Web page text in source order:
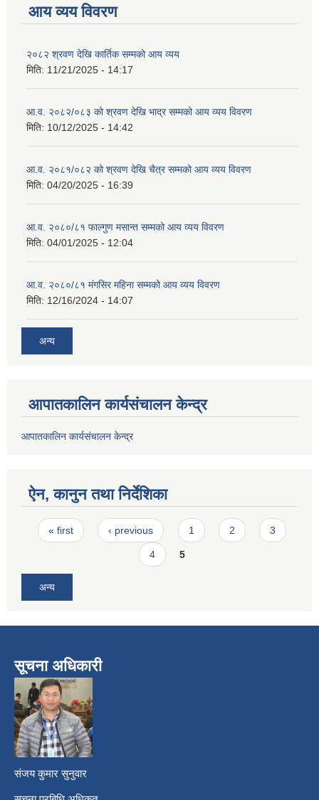
आय व्यय विवरण
२०८२ श्रवण देखि कार्तिक सम्मको आय व्यय
मिति: 11/21/2025 - 14:17
आ.व. २०८२/०८३ को श्रवण देखि भाद्र सम्मको आय व्यय विवरण
मिति: 10/12/2025 - 14:42
आ.व. २०८१/०८२ को श्रवण देखि चैत्र सम्मको आय व्यय विवरण
मिति: 04/20/2025 - 16:39
आ.व. २०८०/८१ फाल्गुण मसान्त सम्मको आय व्यय विवरण
मिति: 04/01/2025 - 12:04
आ.व. २०८०/८१ मंगसिर महिना सम्मको आय व्यय विवरण
मिति: 12/16/2024 - 14:07
अन्य
आपातकालिन कार्यसंचालन केन्द्र
आपातकालिन कार्यसंचालन केन्द्र
ऐन, कानुन तथा निर्देशिका
Pages
« first ‹ previous 1 2 3
4 5
अन्य
सूचना अधिकारी
संजय कुमार सुनुवार